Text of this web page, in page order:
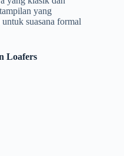
yang
suasana formal
Loafers